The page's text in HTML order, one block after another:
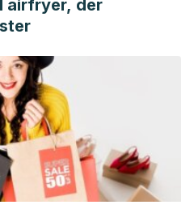
airfryer, der